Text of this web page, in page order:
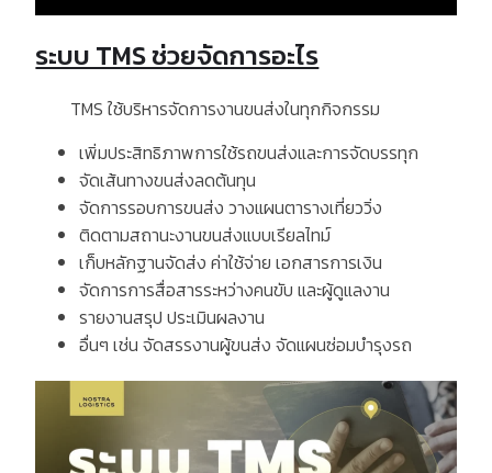
ระบบ TMS ช่วยจัดการอะไร
TMSใช้บริหารจัดการงานขนส่งในทุกกิจกรรม
เพิ่มประสิทธิภาพการใช้รถขนส่งและการจัดบรรทุก
จัดเส้นทางขนส่งลดต้นทุน
จัดการรอบการขนส่ง วางแผนตารางเที่ยววิ่ง
ติดตามสถานะงานขนส่งแบบเรียลไทม์
เก็บหลักฐานจัดส่ง ค่าใช้จ่าย เอกสารการเงิน
จัดการการสื่อสารระหว่างคนขับ และผู้ดูแลงาน
รายงานสรุป ประเมินผลงาน
อื่นๆ เช่น จัดสรรงานผู้ขนส่ง จัดแผนซ่อมบำรุงรถ